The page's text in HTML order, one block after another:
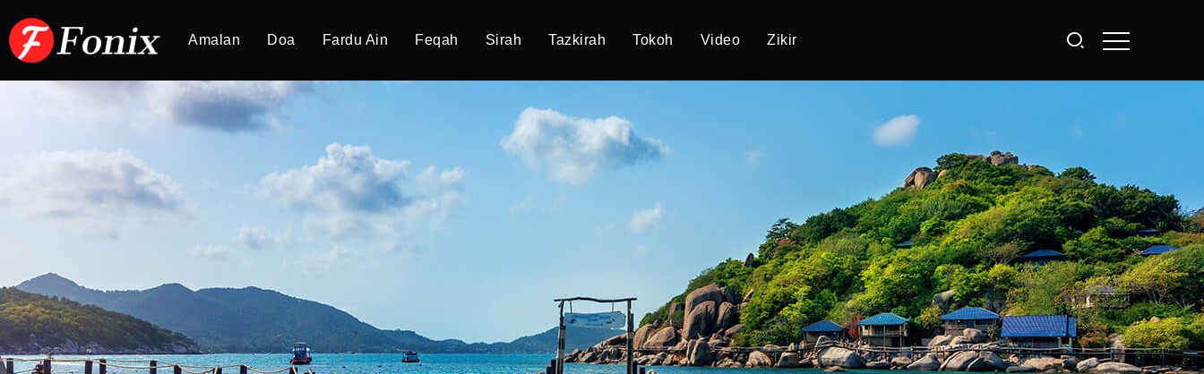
Amalan Doa Fardu Ain Feqah Sirah Tazkirah Tokoh Video Zikir
Feqah: Ilmu Hukum Syariah Islam
Pkms_jiwa 29/12/2023